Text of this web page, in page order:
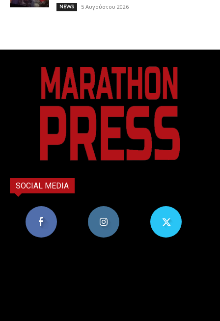
NEWS 5 Αυγούστου 2026
SOCIAL MEDIA